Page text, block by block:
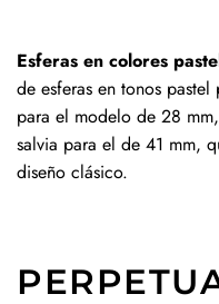
Esferas en colores
de esferas en tonos
para el modelo de 28
salvia para el de 41 mm,
diseño clásico.